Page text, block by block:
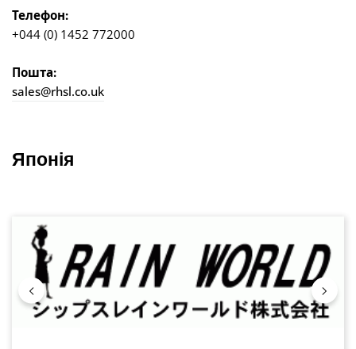
Телефон:
+044 (0) 1452 772000
Пошта:
sales@rhsl.co.uk
Японія
Пропустити галерею зображень